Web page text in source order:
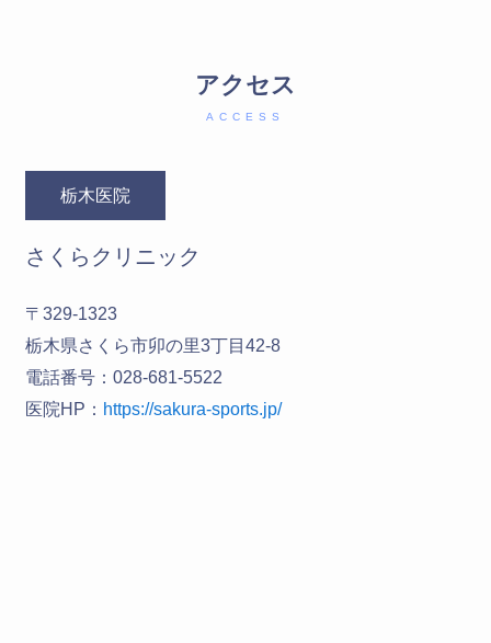
アクセス
ACCESS
栃木医院
さくらクリニック
〒329-1323
栃木県さくら市卯の里3丁目42-8
電話番号：028-681-5522
医院HP： https://sakura-sports.jp/